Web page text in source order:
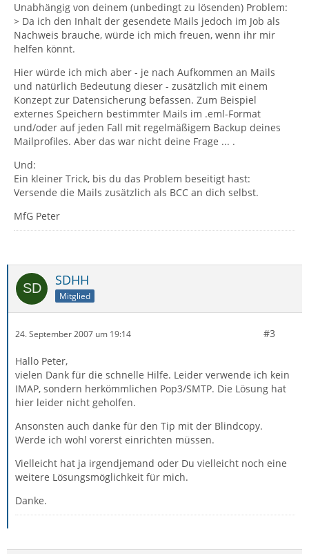
Unabhängig von deinem (unbedingt zu lösenden) Problem:
> Da ich den Inhalt der gesendete Mails jedoch im Job als
Nachweis brauche, würde ich mich freuen, wenn ihr mir
helfen könnt.
Hier würde ich mich aber - je nach Aufkommen an Mails
und natürlich Bedeutung dieser - zusätzlich mit einem
Konzept zur Datensicherung befassen. Zum Beispiel
externes Speichern bestimmter Mails im .eml-Format
und/oder auf jeden Fall mit regelmäßigem Backup deines
Mailprofiles. Aber das war nicht deine Frage ... .
Und:
Ein kleiner Trick, bis du das Problem beseitigt hast:
Versende die Mails zusätzlich als BCC an dich selbst.
MfG Peter
SDHH
Mitglied
24. September 2007 um 19:14 #3
Hallo Peter,
vielen Dank für die schnelle Hilfe. Leider verwende ich kein
IMAP, sondern herkömmlichen Pop3/SMTP. Die Lösung hat
hier leider nicht geholfen.
Ansonsten auch danke für den Tip mit der Blindcopy.
Werde ich wohl vorerst einrichten müssen.
Vielleicht hat ja irgendjemand oder Du vielleicht noch eine
weitere Lösungsmöglichkeit für mich.
Danke.